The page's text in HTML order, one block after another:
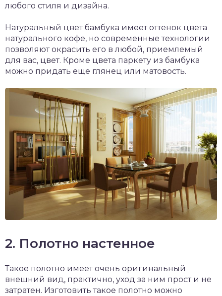
любого стиля и дизайна.
Натуральный цвет бамбука имеет оттенок цвета
натурального кофе, но современные технологии
позволяют окрасить его в любой, приемлемый
для вас, цвет. Кроме цвета паркету из бамбука
можно придать еще глянец или матовость.
2. Полотно настенное
Такое полотно имеет очень оригинальный
внешний вид, практично, уход за ним прост и не
затратен. Изготовить такое полотно можно